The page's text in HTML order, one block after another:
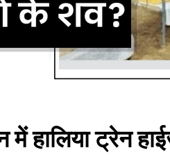
में हालिया ट्रेन